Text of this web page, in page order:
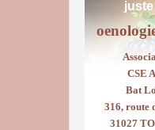
CSE
Bat
316, route
31027